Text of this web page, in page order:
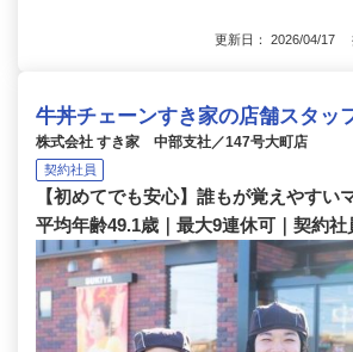
更新日： 2026/04/17
牛丼チェーンすき家の店舗スタッ
株式会社 すき家 中部支社／147号大町店
契約社員
【初めてでも安心】誰もが覚えやすい
平均年齢49.1歳｜最大9連休可｜契約社